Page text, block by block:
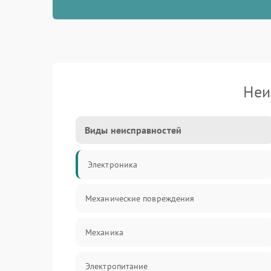
Виды неисправностей
Электроника
Механические повреждения
Механика
Электропитание